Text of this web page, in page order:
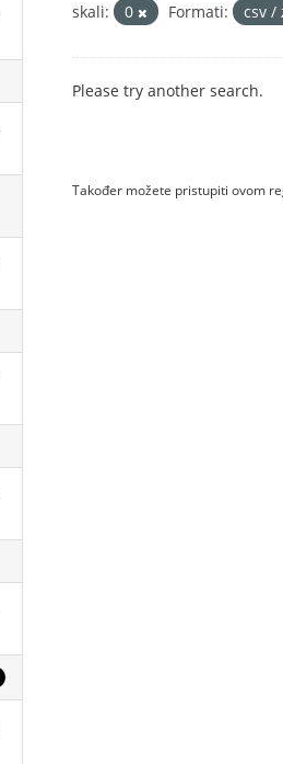
skali:
0 Formati: csv /
Please try another search.
Također možete pristupiti ovom